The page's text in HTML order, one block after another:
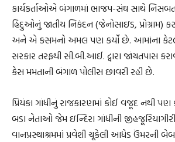
કાર્યકર્તાઓએ બંગાળમાં ભાજપ-સંઘ સાથે નિસબત
હિંદુઓનું જાતીય નિકંદન (જેનોસાઇડ, પ્રોગ્રામ)
અને એ કસમનો અમલ પણ કર્યો છે. આમાંના
સરકાર તરફથી સી.બી.આઈ. દ્વારા જાંચતપાસ
કેસ મમતાની બંગાળ પોલીસ છાવરી રહી છે.
પ્રિયંકા ગાંધીનું રાજકારણમાં કોઈ વજૂદ નથી પણ
બડા નેતાઓ જેમ ઇન્દિરા ગાંધીની
વાનપ્રસ્થાશ્રમમાં પ્રવેશી ચૂકેલી આધેડ ઉંમરની